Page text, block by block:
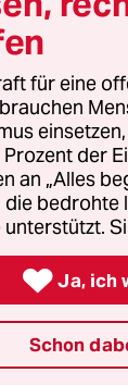
für
das für Sie
zu
ist nur
der
,
Fissner:
die CDU als
viel Einfluss
für eine
der
an „Alles
bedrohte
 Ja, ich
Schon